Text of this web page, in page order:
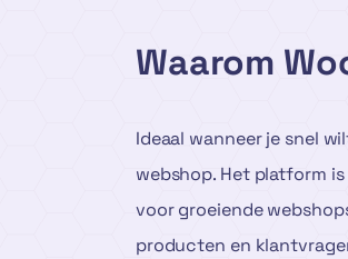
Waarom
Ideaal wanneer je snel
webshop. Het platform
voor groeiende
producten en